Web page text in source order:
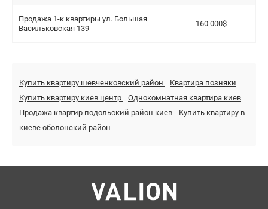
Продажа 1-к квартиры ул. Большая
Васильковская 139
160 000$
Купить квартиру шевченковский район
Квартира позняки
Купить квартиру киев центр
Однокомнатная квартира киев
Продажа квартир подольский район киев
Купить квартиру в
киеве оболонский район